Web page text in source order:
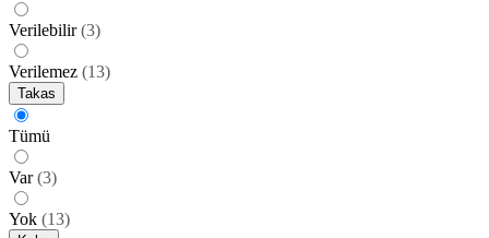
Verilebilir (3)
Verilemez (13)
Takas
Tümü
Var (3)
Yok (13)